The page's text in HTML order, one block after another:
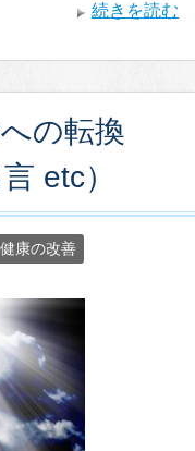
続きを読む
の転換
etc）
康の改善